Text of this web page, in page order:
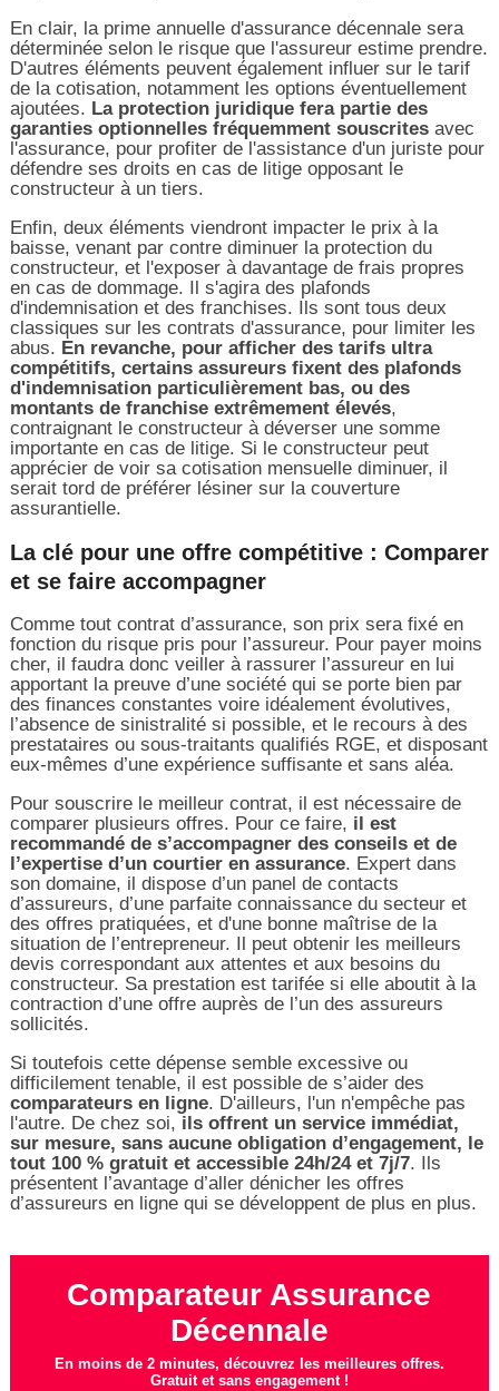
En clair, la prime annuelle d'assurance décennale sera
déterminée selon le risque que l'assureur estime prendre.
D'autres éléments peuvent également influer sur le tarif
de la cotisation, notamment les options éventuellement
ajoutées. La protection juridique fera partie des
garanties optionnelles fréquemment souscritesavec
l'assurance, pour profiter de l'assistance d'un juriste pour
défendre ses droits en cas de litige opposant le
constructeur à un tiers.
Enfin, deux éléments viendront impacter le prix à la
baisse, venant par contre diminuer la protection du
constructeur, et l'exposer à davantage de frais propres
en cas de dommage. Il s'agira des plafonds
d'indemnisation et des franchises. Ils sont tous deux
classiques sur les contrats d'assurance, pour limiter les
abus. En revanche, pour afficher des tarifs ultra
compétitifs, certains assureurs fixent des plafonds
d'indemnisation particulièrement bas, ou des
montants de franchise extrêmement élevés,
contraignant le constructeur à déverser une somme
importante en cas de litige. Si le constructeur peut
apprécier de voir sa cotisation mensuelle diminuer, il
serait tord de préférer lésiner sur la couverture
assurantielle.
La clé pour une offre compétitive : Comparer
et se faire accompagner
Comme tout contrat d’assurance, son prix sera fixé en
fonction du risque pris pour l’assureur. Pour payer moins
cher, il faudra donc veiller à rassurer l’assureur en lui
apportant la preuve d’une société qui se porte bien par
des finances constantes voire idéalement évolutives,
l’absence de sinistralité si possible, et le recours à des
prestataires ou sous-traitants qualifiés RGE, et disposant
eux-mêmes d’une expérience suffisante et sans aléa.
Pour souscrire le meilleur contrat, il est nécessaire de
comparer plusieurs offres. Pour ce faire, il est
recommandé de s’accompagner des conseils et de
l’expertise d’un courtier en assurance. Expert dans
son domaine, il dispose d’un panel de contacts
d’assureurs, d’une parfaite connaissance du secteur et
des offres pratiquées, et d'une bonne maîtrise de la
situation de l’entrepreneur. Il peut obtenir les meilleurs
devis correspondant aux attentes et aux besoins du
constructeur. Sa prestation est tarifée si elle aboutit à la
contraction d’une offre auprès de l’un des assureurs
sollicités.
Si toutefois cette dépense semble excessive ou
difficilement tenable, il est possible de s’aider des
comparateurs en ligne. D'ailleurs, l'un n'empêche pas
l'autre. De chez soi, ils offrent un service immédiat,
sur mesure, sans aucune obligation d’engagement, le
tout 100 % gratuit et accessible 24h/24 et 7j/7. Ils
présentent l’avantage d’aller dénicher les offres
d’assureurs en ligne qui se développent de plus en plus.
Comparateur Assurance
Décennale
En moins de 2 minutes, découvrez les meilleures offres.
Gratuit et sans engagement !